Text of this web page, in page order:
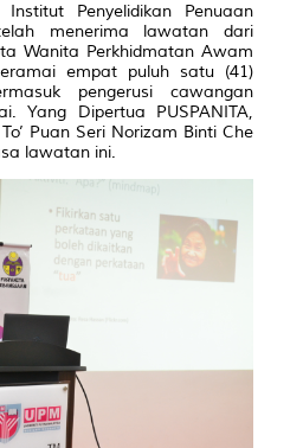
Penyelidikan Penuaan
menerima lawatan dari
Wanita Perkhidmatan Awam
empat puluh satu (41)
pengerusi cawangan
Yang Dipertua PUSPANITA,
Puan Seri Norizam Binti Che
lawatan ini.